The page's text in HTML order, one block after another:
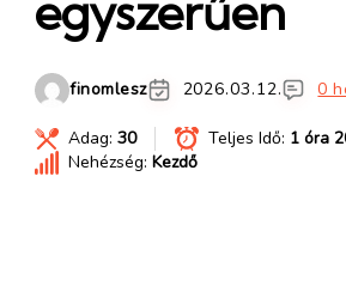
egyszerűen
finomlesz 2026.03.12. 0
Adag: 30 Teljes Idő: 1 óra
Nehézség: Kezdő